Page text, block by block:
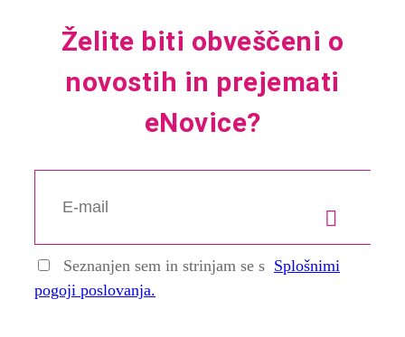
Želite biti obveščeni o
novostih in prejemati
eNovice?
Seznanjen sem in strinjam se s Splošnimi
pogoji poslovanja.